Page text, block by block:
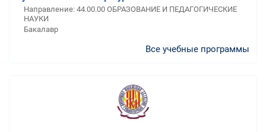
Направление: 44.00.00 ОБРАЗОВАНИЕ И ПЕДАГОГИЧЕСКИЕ
НАУКИ
Бакалавр
Все учебные программы